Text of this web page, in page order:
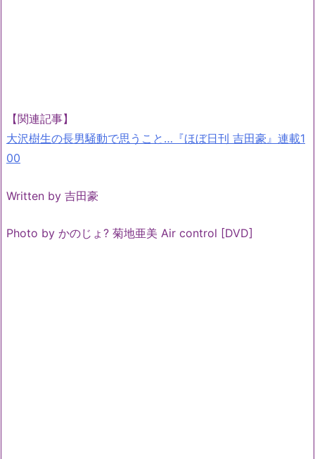
【関連記事】
大沢樹生の長男騒動で思うこと…『ほぼ日刊 吉田豪』連載1
00
Written by 吉田豪
Photo by かのじょ? 菊地亜美 Air control [DVD]